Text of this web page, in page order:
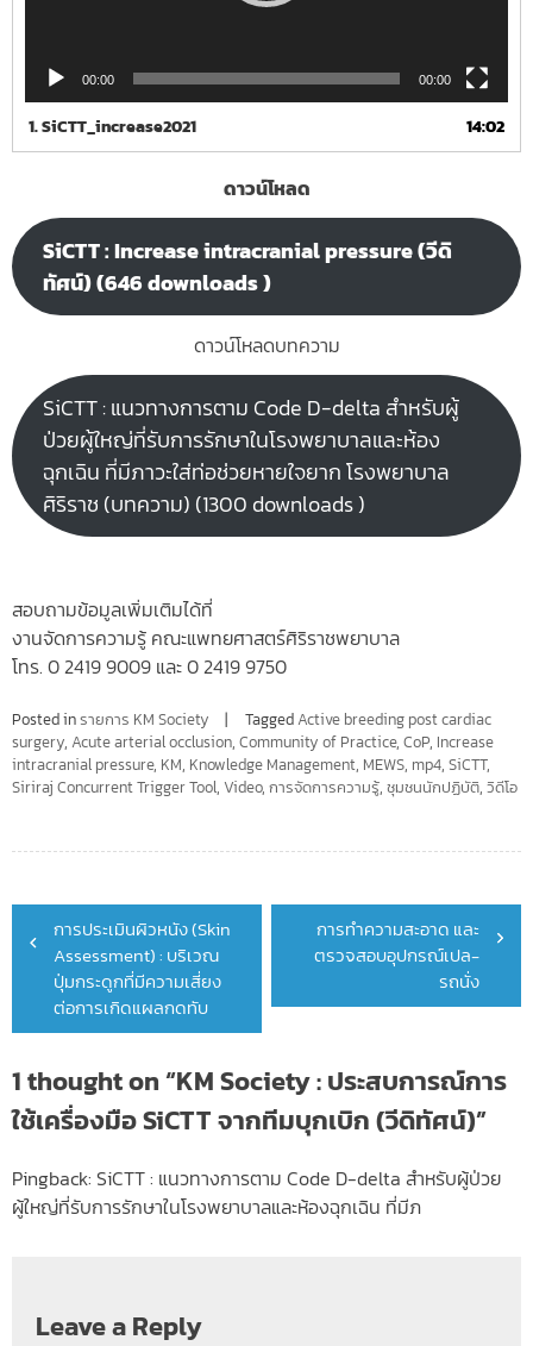
00:00 00:00
1.SiCTT_increase2021 14:02
ดาวน์โหลด
SiCTT : Increase intracranial pressure (วีดิ
ทัศน์) (646 downloads )
ดาวน์โหลดบทความ
SiCTT : แนวทางการตาม Code D-delta สำหรับผู้
ป่วยผู้ใหญ่ที่รับการรักษาในโรงพยาบาลและห้อง
ฉุกเฉิน ที่มีภาวะใส่ท่อช่วยหายใจยาก โรงพยาบาล
ศิริราช (บทความ) (1300 downloads )
สอบถามข้อมูลเพิ่มเติมได้ที่
งานจัดการความรู้ คณะแพทยศาสตร์ศิริราชพยาบาล
โทร. 0 2419 9009 และ 0 2419 9750
Posted inรายการ KM Society TaggedActive breeding post cardiac
surgery, Acute arterial occlusion, Community of Practice, CoP, Increase
intracranial pressure, KM, Knowledge Management, MEWS, mp4, SiCTT,
Siriraj Concurrent Trigger Tool, Video, การจัดการความรู้, ชุมชนนักปฏิบัติ, วิดีโอ
Post
navigation
การประเมินผิวหนัง (Skin
Assessment) : บริเวณ
ปุ่มกระดูกที่มีความเสี่ยง
ต่อการเกิดแผลกดทับ
การทำความสะอาด และ
ตรวจสอบอุปกรณ์เปล-
รถนั่ง
1 thought on “KM Society : ประสบการณ์การ
ใช้เครื่องมือ SiCTT จากทีมบุกเบิก (วีดิทัศน์)”
Pingback: SiCTT : แนวทางการตาม Code D-delta สำหรับผู้ป่วย
ผู้ใหญ่ที่รับการรักษาในโรงพยาบาลและห้องฉุกเฉิน ที่มีภ
Leave a Reply